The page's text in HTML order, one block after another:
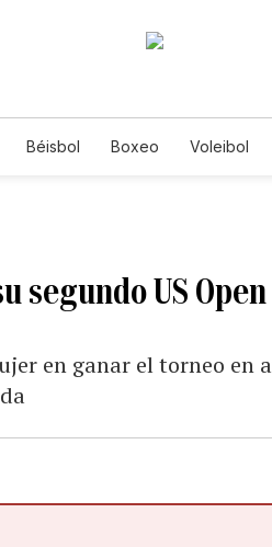
Béisbol Boxeo Voleibol
segundo US
en ganar el torneo en